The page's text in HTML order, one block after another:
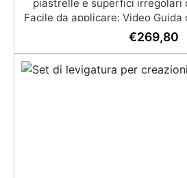
piastrelle e superfici irregolari
Facile da applicare: Video
semplici passaggi, dalla
alla finitura protettiva
professionali: Sistema
raggi UV, duraturo e con finitura
€269,80